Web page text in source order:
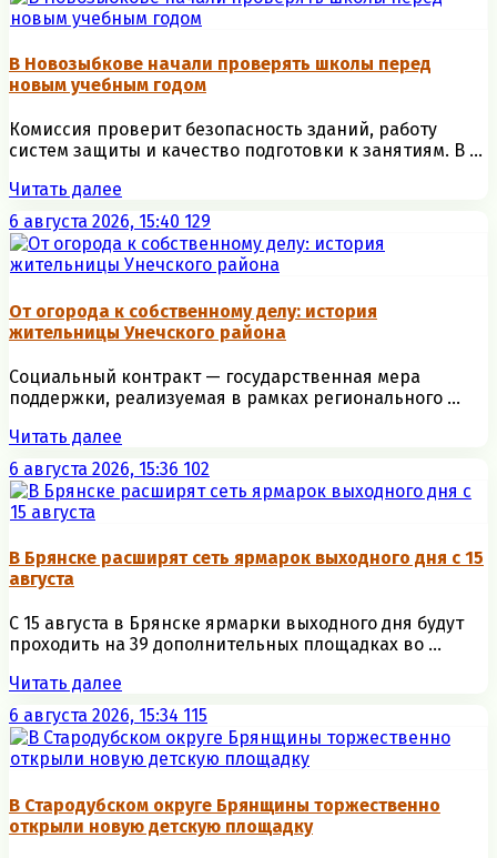
В Новозыбкове начали проверять школы перед
новым учебным годом
Комиссия проверит безопасность зданий, работу
систем защиты и качество подготовки к занятиям. В ...
Читать далее
6 августа 2026, 15:40 129
От огорода к собственному делу: история
жительницы Унечского района
Социальный контракт — государственная мера
поддержки, реализуемая в рамках регионального ...
Читать далее
6 августа 2026, 15:36 102
В Брянске расширят сеть ярмарок выходного дня с 15
августа
С 15 августа в Брянске ярмарки выходного дня будут
проходить на 39 дополнительных площадках во ...
Читать далее
6 августа 2026, 15:34 115
В Стародубском округе Брянщины торжественно
открыли новую детскую площадку